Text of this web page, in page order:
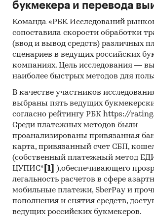
POWER SYSTEM (SHENZHEN) CO.,
HAIXINSHENG TECHNOLOGY CO.,
GROUP CO., LTD, DKC KITAI
CO., LTD, WENZHOU TOSUN IMPORT
CO., LTD, VOLTRONIC POWER
INTERLOGISTICGROUP MMC,
INTERNATIONAL PTE LTD,
SUZHOU TODAHIKA TECHNOLOGY
BEIJING QILIANSHAN NETWORK
CO., LTD, CHINA CUSTOMS
COMPREHENSIVE BONDED ZONE,
LTD, FOSHAN AN TAI TRADING CO.,
EXPORT IMPORT LTD, SHINNING
TESCOM ELEKTRONIK INS SAN VE
TALEMA ELECTRONICS LTD,
TIC LTD STI, MUST ENERGY
TECHNOLOGY CO., LTD, ALEX ONE
LTD, QUIZ LTD, ACEPOWER
букмекера и перевода
Команда «РБК Исследований
сопоставила скорости обработки
(ввод и вывод средств) различных
сценариев в ведущих российских
компаниях. Цель исследования —
наиболее быстрых методов для
В качестве участников
выбраны пять ведущих
согласно рейтингу РБК https://
Среди платежных методов были
проанализированы привязанная
карта, привязанный счет СБП,
(собственный платежный метод
ЦУПИС* [1]
),обеспечивающего
легальность расчетов в сфере
мобильные платежи, SberPay и
пополнения и снятия средств,
ведущих российских букмекеров.